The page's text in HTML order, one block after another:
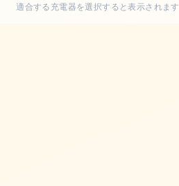
適合する充電器を選択すると表示されます